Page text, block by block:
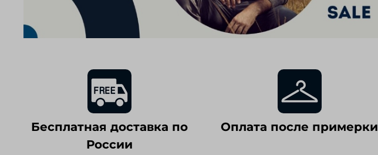
Бесплатная доставка по
России
Оплата после примерки